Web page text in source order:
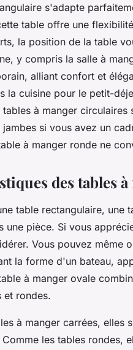
s'adapte
table offre une
la position de la table
y compris la salle à
alliant confort et
la cuisine pour le petit-
tables à manger
si vous avez un
à manger ronde ne
des tables
table rectangulaire,
une pièce. Si vous
Vous pouvez même
la forme d'un bateau,
à manger ovale
et rondes.
à manger carrées, elles
les tables rondes,